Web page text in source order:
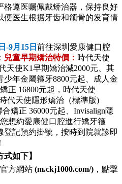
遵医嘱佩戴矫治器，保持良好
便医生根据牙齿和颌骨的发育情
-9月15日 前往深圳愛康健口腔
兒童早期矯治特價： 時代天使
天使K1早期矯治減2000元、其
少年金屬箍牙8800元起、
成人金
正 16800元起，時代天使
代天使隱形矯治（標準版)
矯正 36000元起、Invisalign隱
想約愛康健口腔進行矯牙箍
登記預約掛號，按時到院就診即
如下】
方網站 (m.ckj1000.com/) ，點擊